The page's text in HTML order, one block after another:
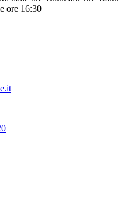
ore 16:30